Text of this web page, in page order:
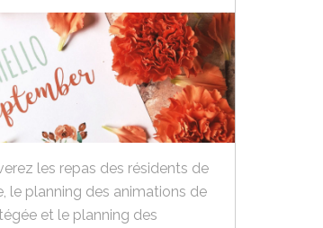
les repas des résidents de
le planning des animations de
et le planning des